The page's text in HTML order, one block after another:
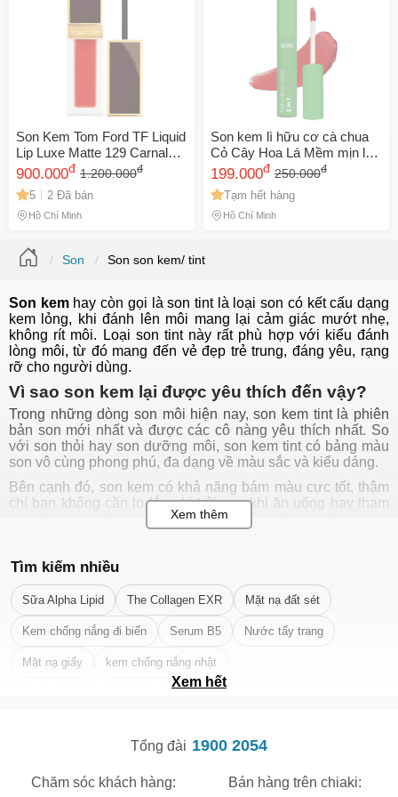
Son Kem Tom Ford TF Liquid
Lip Luxe Matte 129 Carnal
Red - Màu Đỏ Tươi Đẹp,
Chất Son Mịn, Bền Màu 6-8
Giờ, Đặc Biệt Dành Cho Phái
Đẹp
900.000đ 1.200.000đ
5 2 Đã bán
Hồ Chí Minh
Son kem lì hữu cơ cà chua
Cỏ Cây Hoa Lá Mềm mịn lâu
trôi 2.5g
199.000đ 250.000đ
Tạm hết hàng
Hồ Chí Minh
Son Son son kem/ tint
Son kem hay còn gọi là son tint là loại son có kết cấu dạng
kem lỏng, khi đánh lên môi mang lại cảm giác mướt nhẹ,
không rít môi. Loại son tint này rất phù hợp với kiểu đánh
lòng môi, từ đó mang đến vẻ đẹp trẻ trung, đáng yêu, rạng
rỡ cho người dùng.
Vì sao son kem lại được yêu thích đến vậy?
Trong những dòng son môi hiện nay, son kem tint là phiên
bản son mới nhất và được các cô nàng yêu thích nhất. So
với son thỏi hay son dưỡng môi, son kem tint có bảng màu
son vô cùng phong phú, đa dạng về màu sắc và kiểu dáng.
Bên cạnh đó, son kem có khả năng bám màu cực tốt, thậm
chí bạn không cần lo lắng bị trôi son khi ăn uống hay tham
gia các hoạt động thể thao như bơi lội. Với đặc tính dạng
các loại trái cây nên có mùi hương ngọt ngào, thanh mát,
nhẹ nhàng với màu sắc vô cùng tươi tắn.
Top các dòng son kem bán chạy nhất tại
Chiaki
Đặc tính:Lớp son mịn, lì như nhung, lên màu chuẩn từ lớp
Over Cam Hồng Đất | Son MAC 997 Over The Taupe - Nâu
Marrakesh-Mere Màu Đỏ Đất | Son Kem MAC 998 Sorry Not
Sorry Màu Cam Cháy
Tìm kiếm nhiều
Sữa Alpha Lipid The Collagen EXR Mặt nạ đất sét
Kem chống nắng đi biển Serum B5 Nước tẩy trang
Mặt nạ giấy kem chống nắng nhật
Xem hết
Tổng đài 1900 2054
Chăm sóc khách hàng:
Bán hàng trên chiaki:
🎁 Đừng Bỏ Lỡ! 🎁
Mã Giảm Giá Dành Riêng Cho Bạn
Giảm ngay-cho bất kỳ đơn hàng nào.
XXX-XXXX
Áp dụng cho đơn hàng từ:0
Ngày hết hạn:
LẤY MÃ NGAY